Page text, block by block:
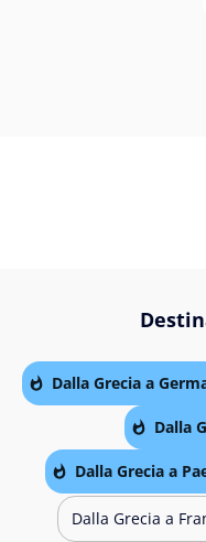
Dalla Grecia a
Dalla
Dalla Grecia a
Dalla Grecia a